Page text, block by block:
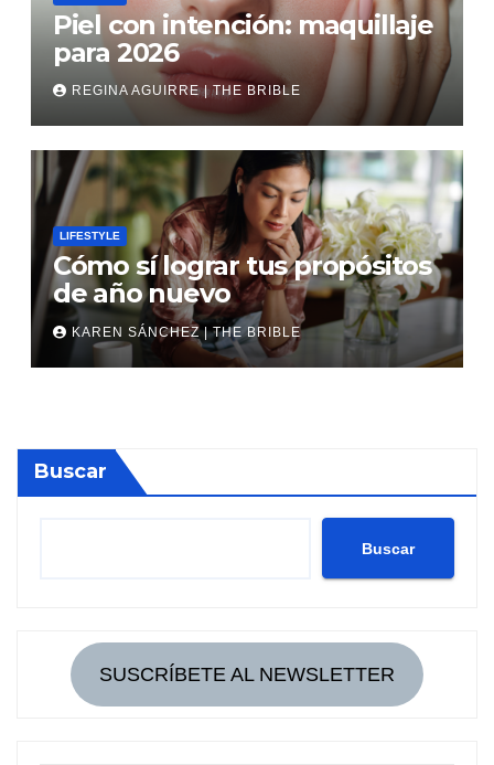
Piel con intención: maquillaje
para 2026
REGINA AGUIRRE | THE BRIBLE
LIFESTYLE
Cómo sí lograr tus propósitos
de año nuevo
KAREN SÁNCHEZ | THE BRIBLE
Buscar
Buscar
SUSCRÍBETE AL NEWSLETTER